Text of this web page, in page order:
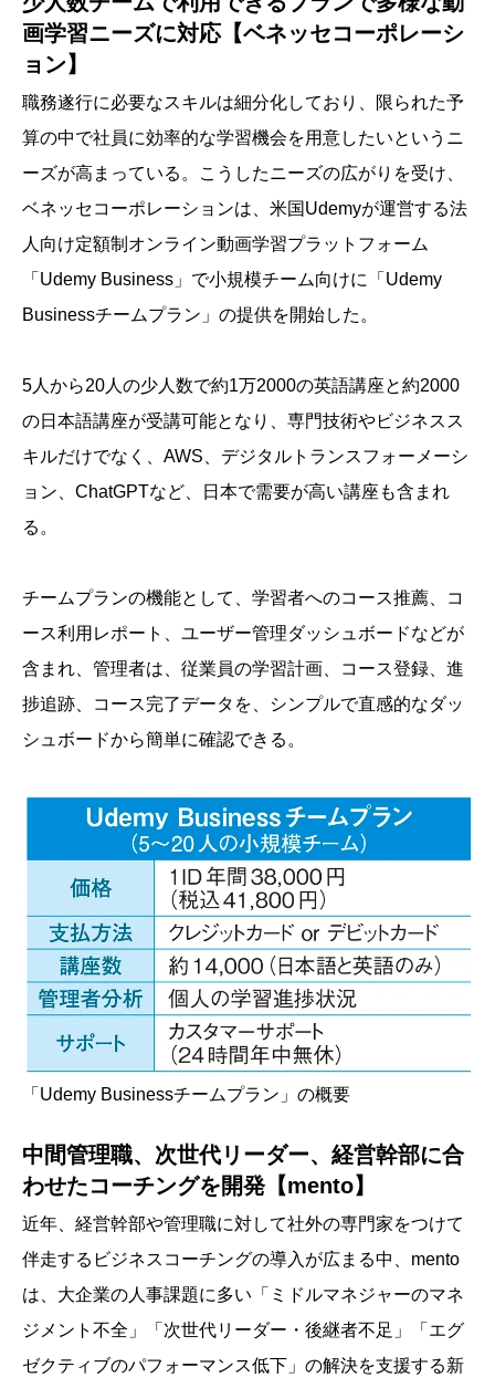
画学習ニーズに対応【ベネッセコーポレーシ
ョン】
職務遂行に必要なスキルは細分化しており、限られた予
算の中で社員に効率的な学習機会を用意したいというニ
ーズが高まっている。こうしたニーズの広がりを受け、
ベネッセコーポレーションは、米国Udemyが運営する法
人向け定額制オンライン動画学習プラットフォーム
「Udemy Business」で小規模チーム向けに「Udemy
Businessチームプラン」の提供を開始した。
5人から20人の少人数で約1万2000の英語講座と約2000
の日本語講座が受講可能となり、専門技術やビジネスス
キルだけでなく、AWS、デジタルトランスフォーメーシ
ョン、ChatGPTなど、日本で需要が高い講座も含まれ
る。
チームプランの機能として、学習者へのコース推薦、コ
ース利用レポート、ユーザー管理ダッシュボードなどが
含まれ、管理者は、従業員の学習計画、コース登録、進
捗追跡、コース完了データを、シンプルで直感的なダッ
シュボードから簡単に確認できる。
「Udemy Businessチームプラン」の概要
中間管理職、次世代リーダー、経営幹部に合
わせたコーチングを開発【mento】
近年、経営幹部や管理職に対して社外の専門家をつけて
伴走するビジネスコーチングの導入が広まる中、mento
は、大企業の人事課題に多い「ミドルマネジャーのマネ
ジメント不全」「次世代リーダー・後継者不足」「エグ
ゼクティブのパフォーマンス低下」の解決を支援する新